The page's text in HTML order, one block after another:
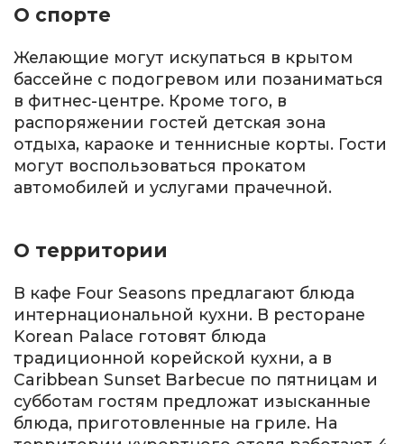
О спорте
Желающие могут искупаться в крытом
бассейне с подогревом или позаниматься
в фитнес-центре. Кроме того, в
распоряжении гостей детская зона
отдыха, караоке и теннисные корты. Гости
могут воспользоваться прокатом
автомобилей и услугами прачечной.
О территории
В кафе Four Seasons предлагают блюда
интернациональной кухни. В ресторане
Korean Palace готовят блюда
традиционной корейской кухни, а в
Caribbean Sunset Barbecue по пятницам и
субботам гостям предложат изысканные
блюда, приготовленные на гриле. На